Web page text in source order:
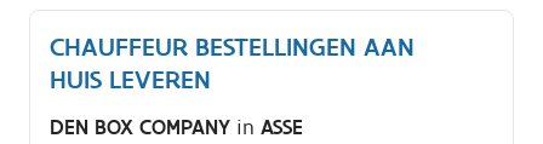
rijbewijs AM en mag je met onze brommer tot 45
km/uur rijden.
CHAUFFEUR BESTELLINGEN AAN
HUIS LEVEREN
DEN BOX COMPANY in ASSE